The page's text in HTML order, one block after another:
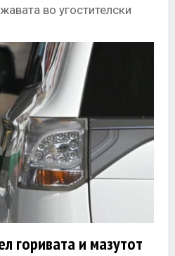
во угостителски
горивата и мазутот